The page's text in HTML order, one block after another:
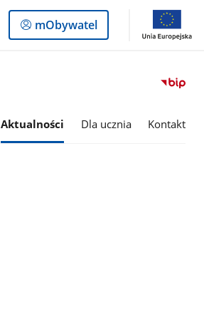
Logowanie
do
mObywatel
Aktualności Dla ucznia Kontakt